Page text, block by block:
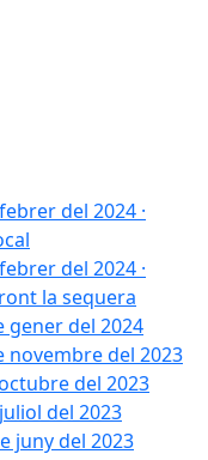
del 2024 ·
del 2024 ·
la sequera
gener del 2024
novembre del 2023
del 2023
del 2023
juny del 2023